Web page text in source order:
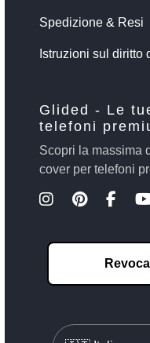
Spedizione & Resi
Istruzioni sul diritto
Glided - Le
telefoni
Scopri la massima
cover per telefoni